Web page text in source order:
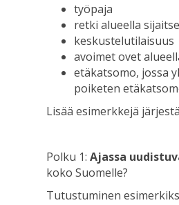
työpaja
retki alueella
keskustelutilaisuus
avoimet ovet
etäkatsomo, jossa
poiketen
Lisää esimerkkejä
Polku 1:Ajassa
koko Suomelle?
Tutustuminen